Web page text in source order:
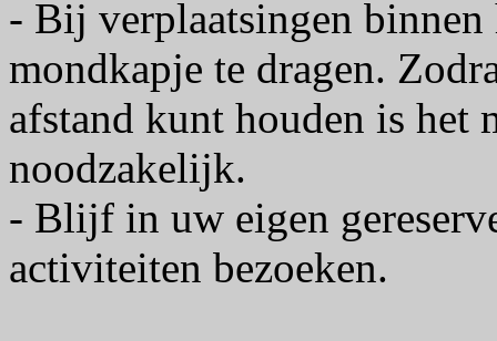
- Bij verplaatsingen binnen
mondkapje te dragen.
afstand kunt houden is het
noodzakelijk.
- Blijf in uw eigen
activiteiten bezoeken.